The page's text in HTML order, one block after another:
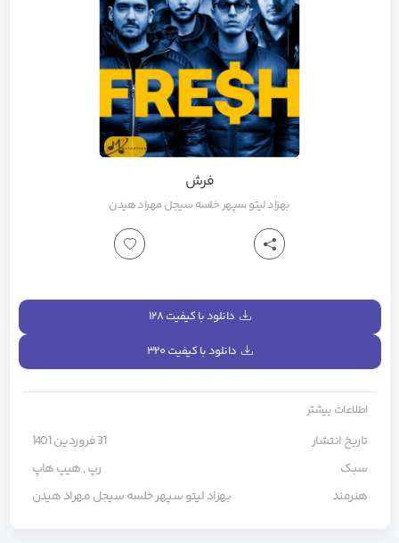
فرش
بهزاد لیتو سپهر خلسه سیجل مهراد هیدن
دانلود با کیفیت ۱۲۸
دانلود با کیفیت ۳۲۰
اطلاعات بیشتر
تاریخ انتشار
31 فروردین 1401
سبک
رپ,هیپ هاپ
هنرمند
بهزاد لیتوسپهر خلسهسیجلمهراد هیدن